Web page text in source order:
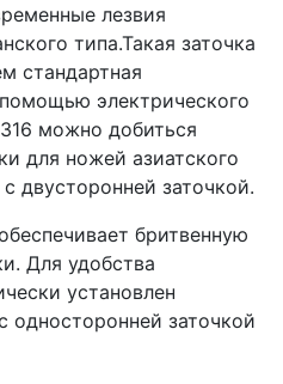
лезвия
типа.Такая заточка
стандартная
электрического
можно добиться
для ножей азиатского
двусторонней заточкой.
бритвенную
Для удобства
установлен
заточкой